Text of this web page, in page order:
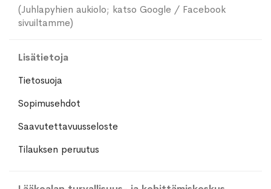
(Juhlapyhien aukiolo; katso Google / Facebook
sivuiltamme)
Lisätietoja
Tietosuoja
Sopimusehdot
Saavutettavuusseloste
Tilauksen peruutus